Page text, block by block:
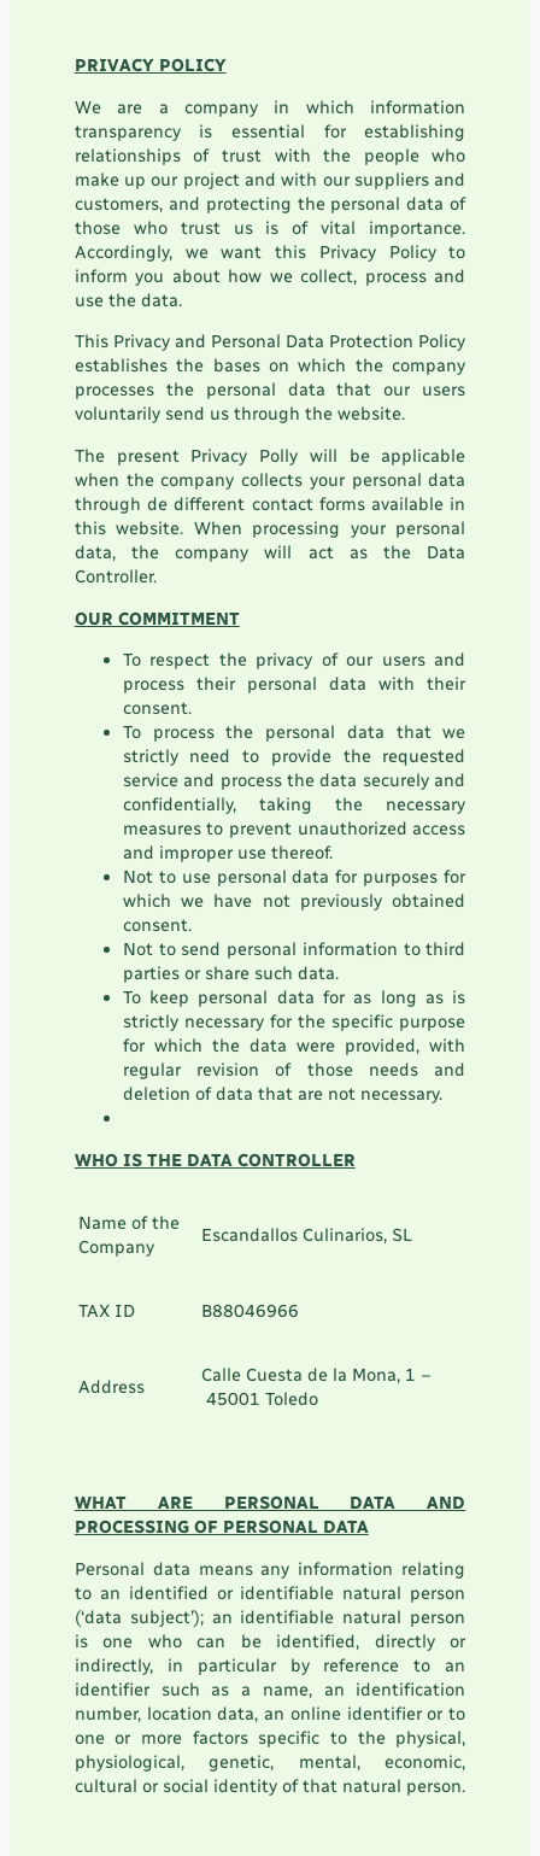
PRIVACY POLICY
We are a company in which information
transparency is essential for establishing
relationships of trust with the people who
make up our project and with our suppliers and
customers, and protecting the personal data of
those who trust us is of vital importance.
Accordingly, we want this Privacy Policy to
inform you about how we collect, process and
use the data.
This Privacy and Personal Data Protection Policy
establishes the bases on which the company
processes the personal data that our users
voluntarily send us through the website.
The present Privacy Polly will be applicable
when the company collects your personal data
through de different contact forms available in
this website. When processing your personal
data, the company will act as the Data
Controller.
OUR COMMITMENT
To respect the privacy of our users and
process their personal data with their
consent.
To process the personal data that we
strictly need to provide the requested
service and process the data securely and
confidentially, taking the necessary
measures to prevent unauthorized access
and improper use thereof.
Not to use personal data for purposes for
which we have not previously obtained
consent.
Not to send personal information to third
parties or share such data.
To keep personal data for as long as is
strictly necessary for the specific purpose
for which the data were provided, with
regular revision of those needs and
deletion of data that are not necessary.
WHO IS THE DATA CONTROLLER
Name of the
Company
Escandallos Culinarios, SL
TAX ID B88046966
Address
Calle Cuesta de la Mona, 1 –
45001 Toledo
WHAT ARE PERSONAL DATA AND
PROCESSING OF PERSONAL DATA
Personal data means any information relating
to an identified or identifiable natural person
(‘data subject’); an identifiable natural person
is one who can be identified, directly or
indirectly, in particular by reference to an
identifier such as a name, an identification
number, location data, an online identifier or to
one or more factors specific to the physical,
physiological, genetic, mental, economic,
cultural or social identity of that natural person.